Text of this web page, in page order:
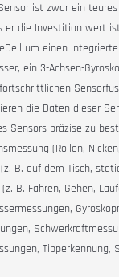
ist zwar ein
er die Investition wert
um einen
ein 3-Achsen-
die Daten dieser
Sensors präzise zu
(Rollen,
B. auf dem Tisch,
B. Fahren, Gehen,
Tipperkennung,